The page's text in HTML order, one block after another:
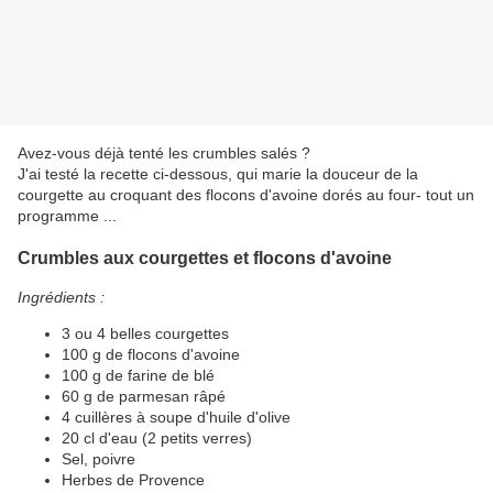
Avez-vous déjà tenté les crumbles salés ?
J'ai testé la recette ci-dessous, qui marie la douceur de la
courgette au croquant des flocons d'avoine dorés au four- tout un
programme ...
Crumbles aux courgettes et flocons d'avoine
Ingrédients :
3 ou 4 belles courgettes
100 g de flocons d'avoine
100 g de farine de blé
60 g de parmesan râpé
4 cuillères à soupe d'huile d'olive
20 cl d'eau (2 petits verres)
Sel, poivre
Herbes de Provence